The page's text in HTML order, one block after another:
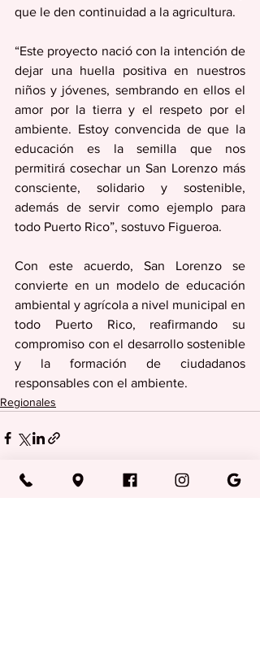
que le den continuidad a la agricultura.
“Este proyecto nació con la intención de
dejar una huella positiva en nuestros
niños y jóvenes, sembrando en ellos el
amor por la tierra y el respeto por el
ambiente. Estoy convencida de que la
educación es la semilla que nos
permitirá cosechar un San Lorenzo más
consciente, solidario y sostenible,
además de servir como ejemplo para
todo Puerto Rico”, sostuvo Figueroa.
Con este acuerdo, San Lorenzo se
convierte en un modelo de educación
ambiental y agrícola a nivel municipal en
todo Puerto Rico, reafirmando su
compromiso con el desarrollo sostenible
y la formación de ciudadanos
responsables con el ambiente.
Regionales